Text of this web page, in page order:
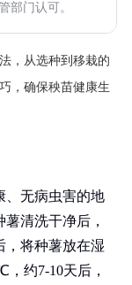
部门认可。
，从选种到移栽的
，确保秧苗健康生
、无病虫害的地
清洗干净后，
，将种薯放在湿
约7-10天后，